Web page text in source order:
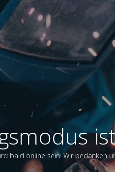
bald online sein. Wir bedanken